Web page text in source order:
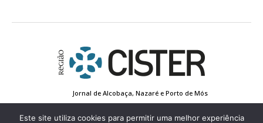
Jornal de Alcobaça, Nazaré e Porto de Mós
Conta de Registo
Edição Impressa
Este site utiliza cookies para permitir uma melhor experiência